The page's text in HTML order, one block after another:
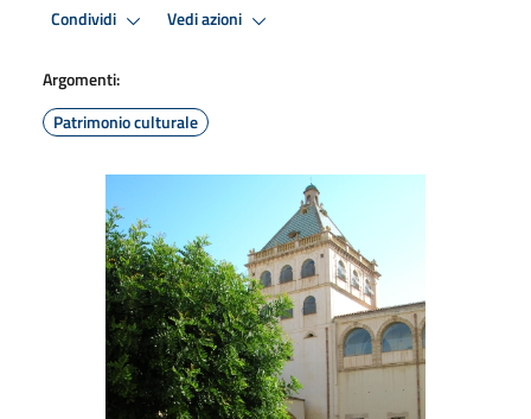
Condividi Vedi azioni
Argomenti:
Patrimonio culturale